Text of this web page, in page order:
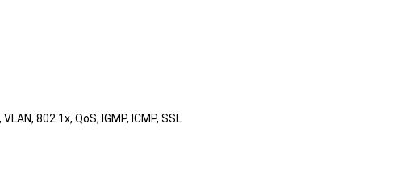
802.1x, QoS, IGMP, ICMP, SSL